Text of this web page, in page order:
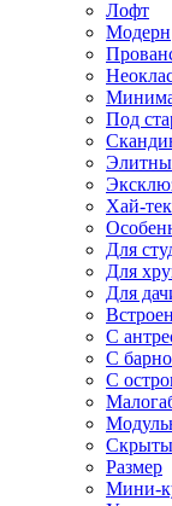
Лофт
Модерн
Под
Хай-тек
Для
Для
Для
С
С
С
Размер
Мини-